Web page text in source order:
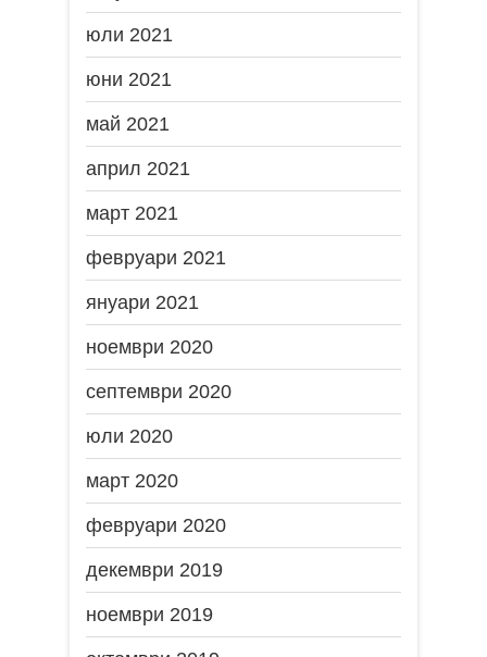
юли 2021
юни 2021
май 2021
април 2021
март 2021
февруари 2021
януари 2021
ноември 2020
септември 2020
юли 2020
март 2020
февруари 2020
декември 2019
ноември 2019